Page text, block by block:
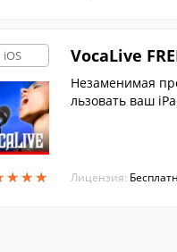
iOS
★★★
★★★
VocaLive
Незаменимая
льзовать ваш
Лицензия: